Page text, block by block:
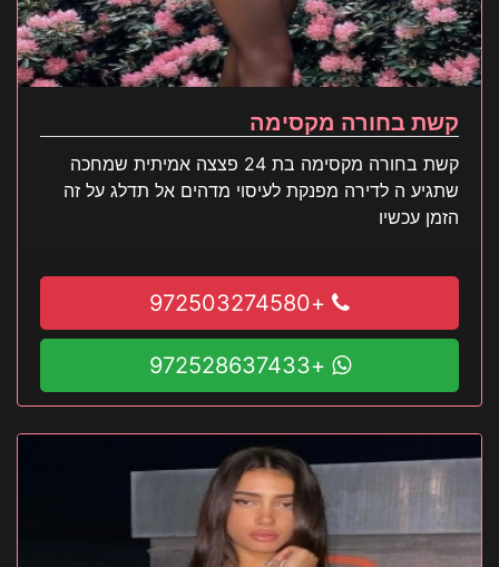
קשת בחורה מקסימה
קשת בחורה מקסימה בת 24 פצצה אמיתית שמחכה
שתגיע ה לדירה מפנקת לעיסוי מדהים אל תדלג על זה
הזמן עכשיו
+972503274580
+972528637433